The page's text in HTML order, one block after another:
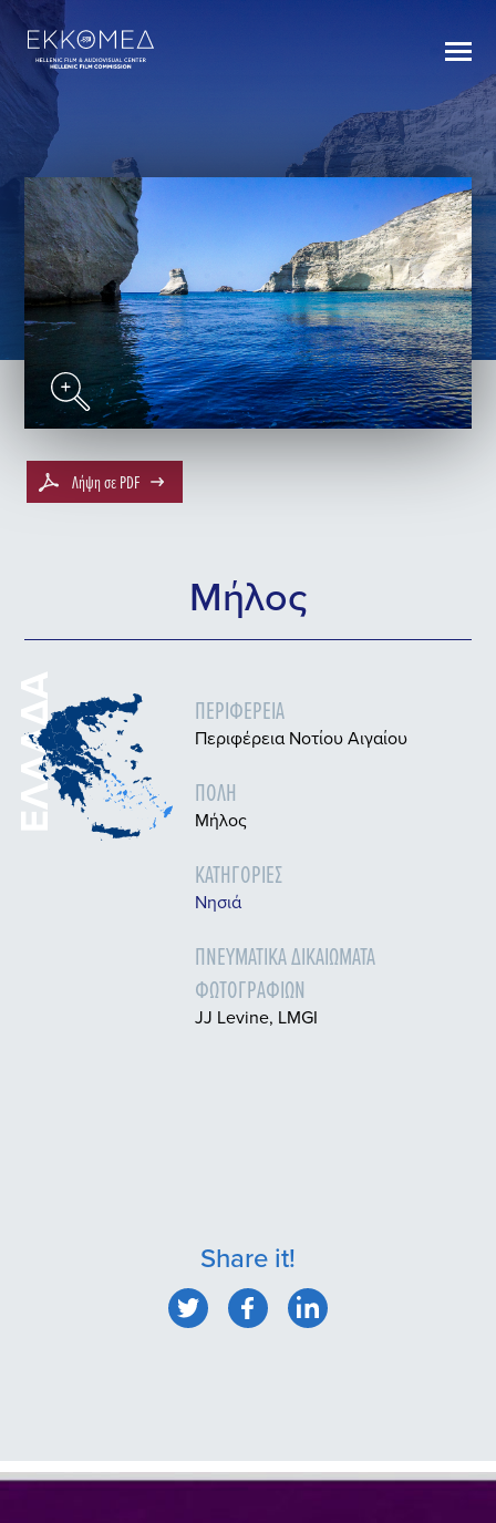
BACK TO INDEX
Λήψη σε PDF
Μήλος
ΕΛΛΆΔΑ ΠΕΡΙΦΈΡΕΙΑ
Περιφέρεια Νοτίου Αιγαίου
ΠΌΛΗ
Μήλος
ΚΑΤΗΓΟΡΊΕΣ
Nησιά
ΠΝΕΥΜΑΤΙΚΆ ΔΙΚΑΙΏΜΑΤΑ
ΦΩΤΟΓΡΑΦΙΏΝ
JJ Levine, LMGI
Share it!